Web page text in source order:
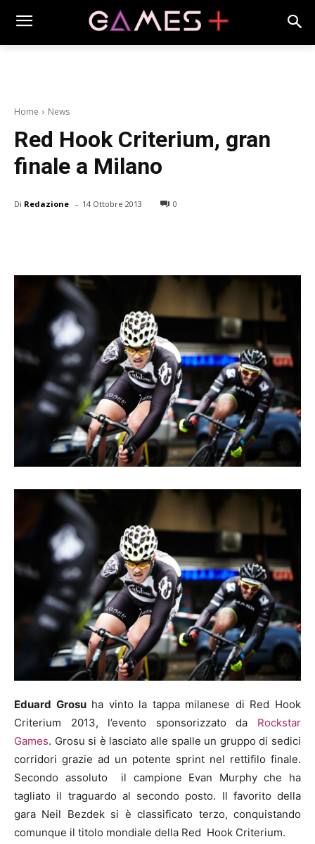
Home News
Red Hook Criterium, gran
finale a Milano
Di Redazione - 14 Ottobre 2013 0
Eduard Grosuha vinto la tappa milanese di Red Hook
Criterium 2013, l’evento sponsorizzato da Rockstar
Games. Grosu si è lasciato alle spalle un gruppo di sedici
corridori grazie ad un potente sprint nel rettifilo finale.
Secondo assoluto il campione Evan Murphy che ha
tagliato il traguardo al secondo posto. Il favorito della
gara Neil Bezdek si è classificato terzo, conquistando
comunque il titolo mondiale della Red Hook Criterium.